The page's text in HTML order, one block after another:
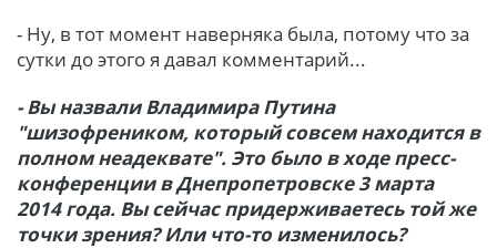
- Ну, в тот момент наверняка была, потому что за
сутки до этого я давал комментарий...
- Вы назвали Владимира Путина
"шизофреником, который совсем находится в
полном неадеквате". Это было в ходе пресс-
конференции в Днепропетровске 3 марта
2014 года. Вы сейчас придерживаетесь той же
точки зрения? Или что-то изменилось?